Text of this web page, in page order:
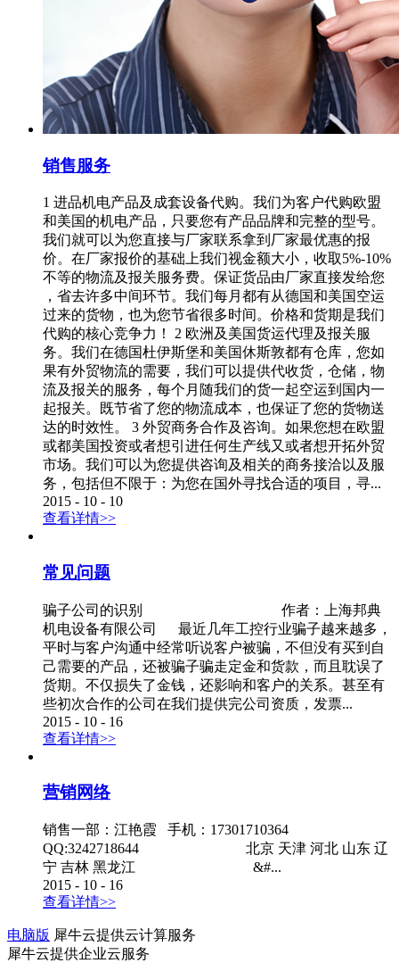
销售服务
1 进品机电产品及成套设备代购。我们为客户代购欧盟
和美国的机电产品，只要您有产品品牌和完整的型号。
我们就可以为您直接与厂家联系拿到厂家最优惠的报
价。在厂家报价的基础上我们视金额大小，收取5%-10%
不等的物流及报关服务费。保证货品由厂家直接发给您
，省去许多中间环节。我们每月都有从德国和美国空运
过来的货物，也为您节省很多时间。价格和货期是我们
代购的核心竞争力！ 2 欧洲及美国货运代理及报关服
务。我们在德国杜伊斯堡和美国休斯敦都有仓库，您如
果有外贸物流的需要，我们可以提供代收货，仓储，物
流及报关的服务，每个月随我们的货一起空运到国内一
起报关。既节省了您的物流成本，也保证了您的货物送
达的时效性。 3 外贸商务合作及咨询。如果您想在欧盟
或都美国投资或者想引进任何生产线又或者想开拓外贸
市场。我们可以为您提供咨询及相关的商务接洽以及服
务，包括但不限于：为您在国外寻找合适的项目，寻...
2015 - 10 - 10
查看详情>>
常见问题
骗子公司的识别 作者：上海邦典
机电设备有限公司 最近几年工控行业骗子越来越多，
平时与客户沟通中经常听说客户被骗，不但没有买到自
己需要的产品，还被骗子骗走定金和货款，而且耽误了
货期。不仅损失了金钱，还影响和客户的关系。甚至有
些初次合作的公司在我们提供完公司资质，发票...
2015 - 10 - 16
查看详情>>
营销网络
销售一部：江艳霞 手机：17301710364
QQ:3242718644 北京 天津 河北 山东 辽
宁 吉林 黑龙江 &#...
2015 - 10 - 16
查看详情>>
电脑版 犀牛云提供云计算服务
犀牛云提供企业云服务